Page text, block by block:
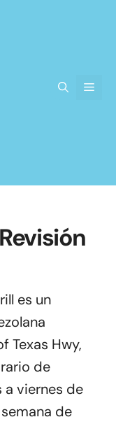
es un
Texas Hwy,
de
a viernes de
semana de